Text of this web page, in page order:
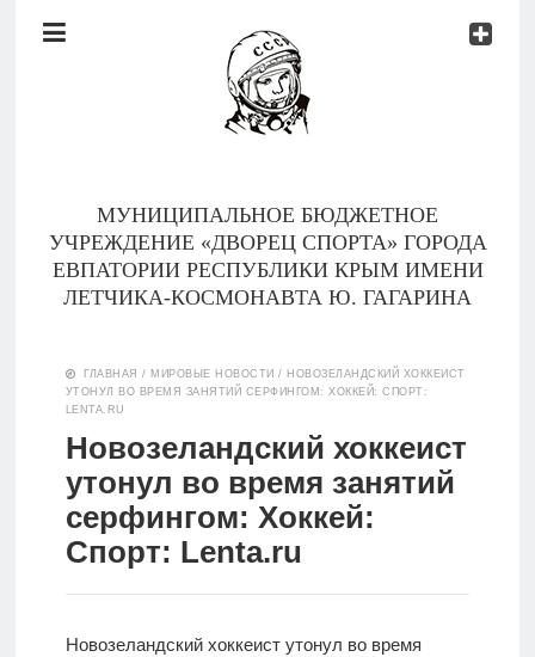
Документы
МУНИЦИПАЛЬНОЕ БЮДЖЕТНОЕ
УЧРЕЖДЕНИЕ «ДВОРЕЦ СПОРТА» ГОРОДА
ЕВПАТОРИИ РЕСПУБЛИКИ КРЫМ ИМЕНИ
ЛЕТЧИКА-КОСМОНАВТА Ю. ГАГАРИНА
Тренеры
Контакты
ГЛАВНАЯ / МИРОВЫЕ НОВОСТИ / НОВОЗЕЛАНДСКИЙ ХОККЕИСТ
УТОНУЛ ВО ВРЕМЯ ЗАНЯТИЙ СЕРФИНГОМ: ХОККЕЙ: СПОРТ:
LENTA.RU
Новозеландский хоккеист
утонул во время занятий
серфингом: Хоккей:
Спорт: Lenta.ru
Новозеландский хоккеист утонул во время